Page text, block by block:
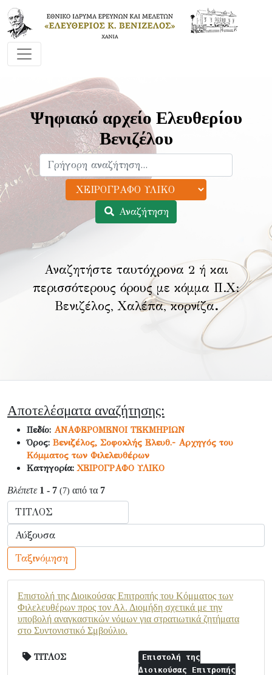
Ψηφιακό αρχείο Ελευθερίου
Βενιζέλου
Αναζήτηση
Αναζητήστε ταυτόχρονα 2 ή και
περισσότερους όρους με κόμμα Π.Χ:
Βενιζέλος, Χαλέπα, κορνίζα.
Αποτελέσματα αναζήτησης:
Πεδίο: ΑΝΑΦΕΡΟΜΕΝΟΙ ΤΕΚΜΗΡΙΩΝ
Όρος: Βενιζέλος, Σοφοκλής Ελευθ.- Αρχηγός του
Κόμματος των Φιλελευθέρων
Κατηγορία:ΧΕΙΡΟΓΡΑΦΟ ΥΛΙΚΟ
Βλέπετε 1 - 7 (7) από τα 7
Ταξινόμηση
Επιστολή της Διοικούσας Επιτροπής του Κόμματος των
Φιλελευθέρων προς τον Αλ. Διομήδη σχετικά με την
υποβολή αναγκαστικών νόμων για στρατιωτικά ζητήματα
στο Συντονιστικό Σμβούλιο.
ΤΙΤΛΟΣ
Επιστολή της
Διοικούσας Επιτροπής